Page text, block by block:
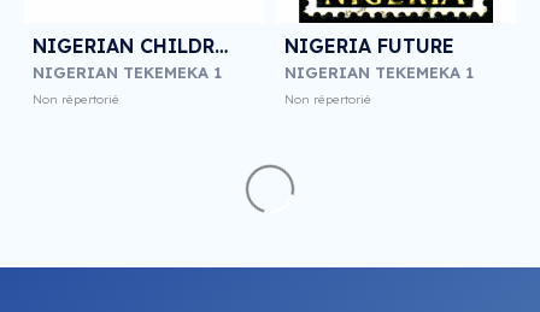
NIGERIAN CHILDREN 2
NIGERIAN TEKEMEKA 1
Non répertorié
NIGERIA FUTURE
NIGERIAN TEKEMEKA 1
Non répertorié